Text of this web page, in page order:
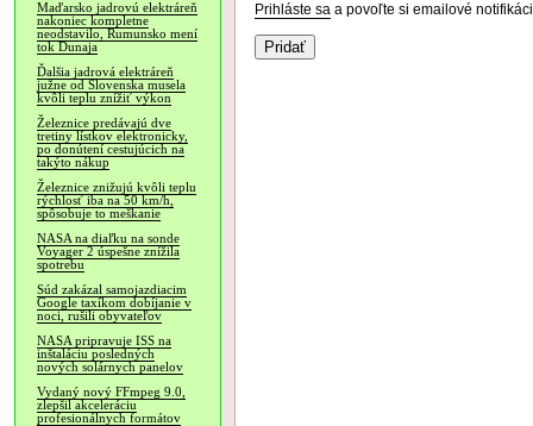
Maďarsko jadrovú elektráreň
nakoniec kompletne
neodstavilo, Rumunsko mení
tok Dunaja
Ďalšia jadrová elektráreň
južne od Slovenska musela
kvôli teplu znížiť výkon
Železnice predávajú dve
tretiny lístkov elektronicky,
po donútení cestujúcich na
takýto nákup
Železnice znižujú kvôli teplu
rýchlosť iba na 50 km/h,
spôsobuje to meškanie
NASA na diaľku na sonde
Voyager 2 úspešne znížila
spotrebu
Súd zakázal samojazdiacim
Google taxíkom dobíjanie v
noci, rušili obyvateľov
NASA pripravuje ISS na
inštaláciu posledných
nových solárnych panelov
Vydaný nový FFmpeg 9.0,
zlepšil akceleráciu
profesionálnych formátov
Prihláste sa a povoľte si emailové